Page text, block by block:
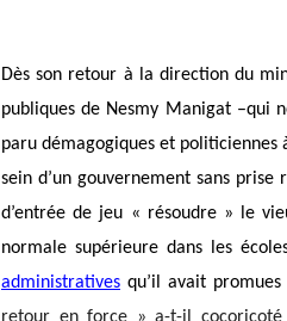
Dès son retour à la direction du
publiques de Nesmy Manigat –qui
paru démagogiques et politiciennes
sein d’un gouvernement sans
d’entrée de jeu « résoudre » le
normale supérieure dans les
administratives qu’il avait